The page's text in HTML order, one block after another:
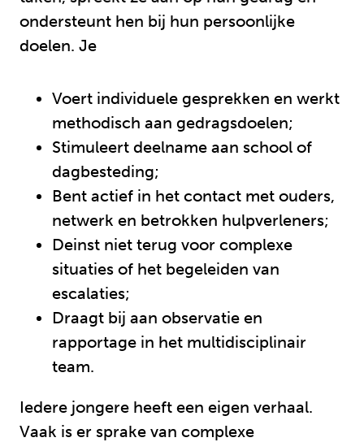
ondersteunt hen bij hun persoonlijke
doelen. Je
Voert individuele gesprekken en werkt
methodisch aan gedragsdoelen;
Stimuleert deelname aan school of
dagbesteding;
Bent actief in het contact met ouders,
netwerk en betrokken hulpverleners;
Deinst niet terug voor complexe
situaties of het begeleiden van
escalaties;
Draagt bij aan observatie en
rapportage in het multidisciplinair
team.
Iedere jongere heeft een eigen verhaal.
Vaak is er sprake van complexe